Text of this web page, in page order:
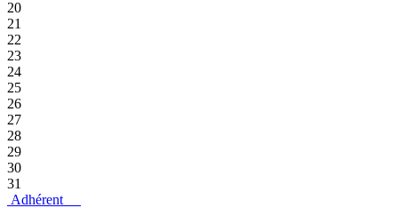
20
21
22
23
24
25
26
27
28
29
30
31
Adhérent